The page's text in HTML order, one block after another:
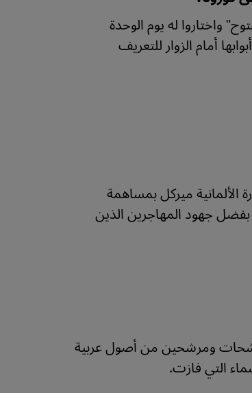
المفتوح" واختاروا له يوم الوحدة
أمام الزوار للتعريف
60 عاما، أشادت المستشارة الألمانية ميركل بمساهمة
بفضل جهود المهاجرين الذين
مرشحات ومرشحين من أصول عربية
التي فازت.